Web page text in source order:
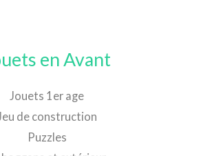
en Avant
Jouets 1er age
de construction
Puzzles